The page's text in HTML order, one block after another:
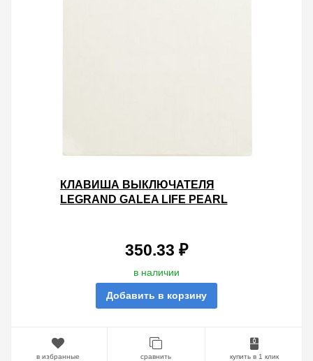
КЛАВИША ВЫКЛЮЧАТЕЛЯ
LEGRAND GALEA LIFE PEARL
350.33 ₽
в наличии
Добавить в корзину
в избранные сравнить купить в 1 клик